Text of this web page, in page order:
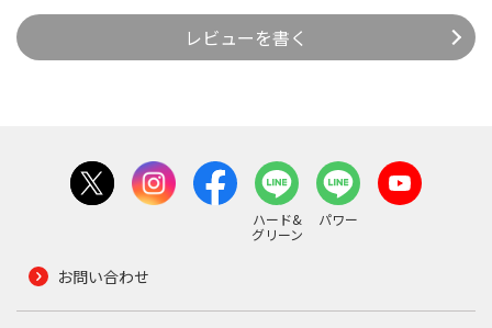
レビューを書く
ハード&
グリーン
パワー
お問い合わせ